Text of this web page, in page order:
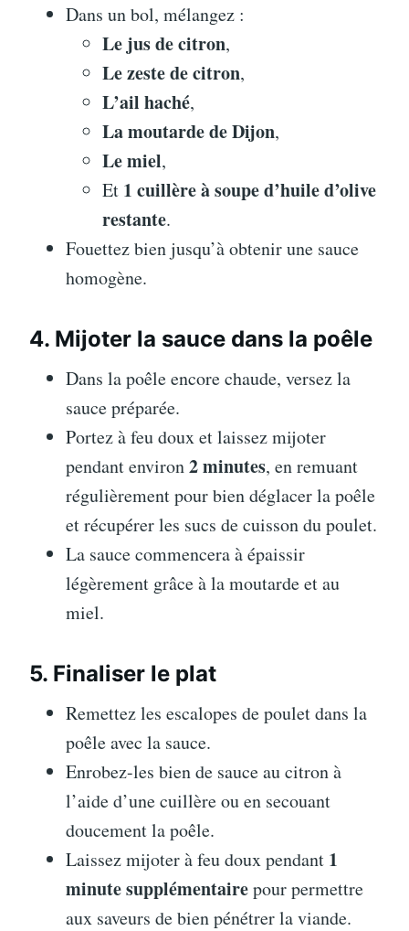
Dans un bol, mélangez :
Le jus de citron,
Le zeste de citron,
L’ail haché,
La moutarde de Dijon,
Le miel,
Et 1 cuillère à soupe d’huile d’olive
restante.
Fouettez bien jusqu’à obtenir une sauce
homogène.
4. Mijoter la sauce dans la poêle
Dans la poêle encore chaude, versez la
sauce préparée.
Portez à feu doux et laissez mijoter
pendant environ2 minutes, en remuant
régulièrement pour bien déglacer la poêle
et récupérer les sucs de cuisson du poulet.
La sauce commencera à épaissir
légèrement grâce à la moutarde et au
miel.
5. Finaliser le plat
Remettez les escalopes de poulet dans la
poêle avec la sauce.
Enrobez-les bien de sauce au citron à
l’aide d’une cuillère ou en secouant
doucement la poêle.
Laissez mijoter à feu doux pendant 1
minute supplémentairepour permettre
aux saveurs de bien pénétrer la viande.